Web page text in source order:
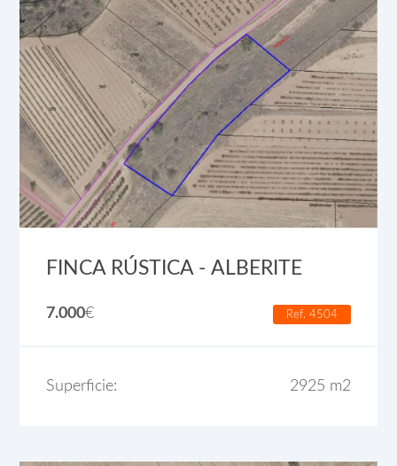
FINCA RÚSTICA - ALBERITE
7.000€ Ref. 4504
Superficie: 2925 m2